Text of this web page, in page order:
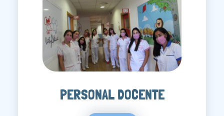
PERSONAL DOCENTE